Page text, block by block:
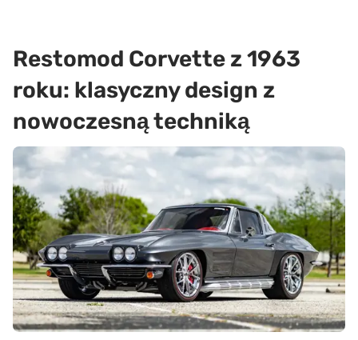
Restomod Corvette z 1963
roku: klasyczny design z
nowoczesną techniką